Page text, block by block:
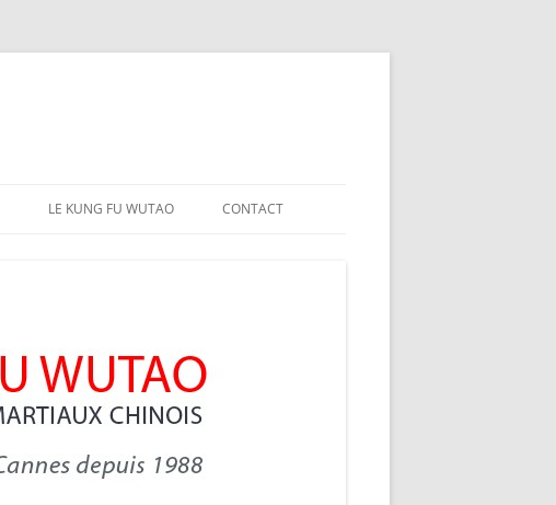
LE KUNG FU WUTAO CONTACT